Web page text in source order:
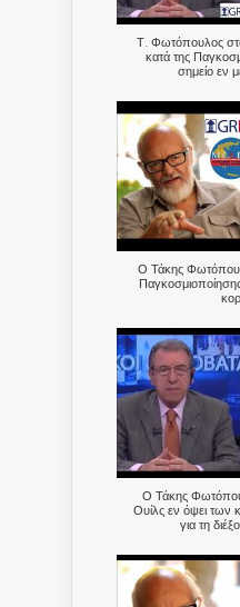
Τ. Φωτόπουλος
κατά της
σημείο εν
Ο Τάκης
Ο Τάκης
Ουίλς εν όψει των
για τη